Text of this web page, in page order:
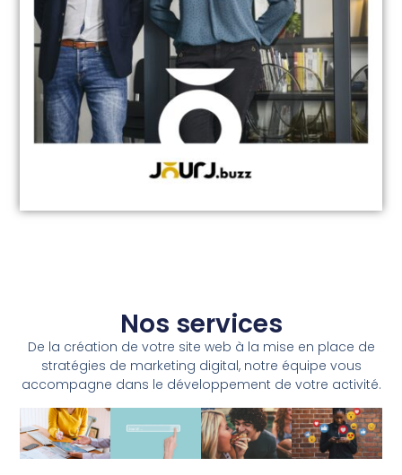
Nos services
De la création de votre site web à la mise en place de
stratégies de marketing digital, notre équipe vous
accompagne dans le développement de votre activité.